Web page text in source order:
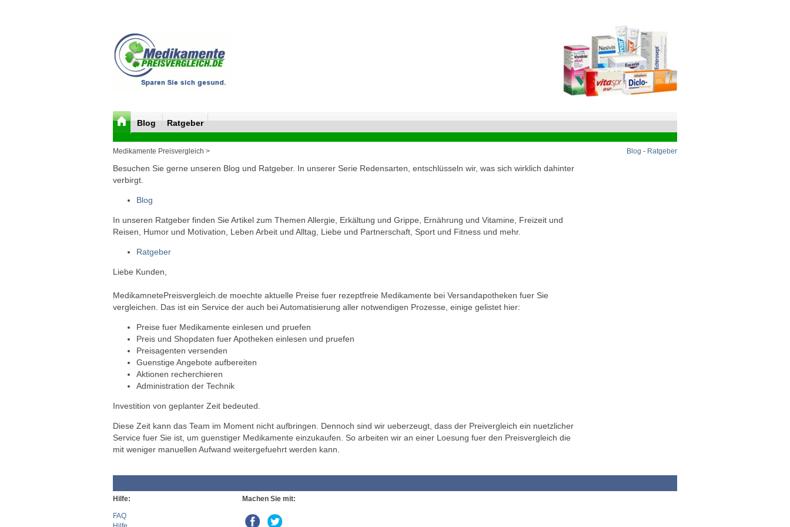
Blog Ratgeber
Medikamente Preisvergleich > Blog - Ratgeber
Besuchen Sie gerne unseren Blog und Ratgeber. In unserer Serie Redensarten, entschlüsseln wir, was sich wirklich dahinter
verbirgt.
Blog
In unseren Ratgeber finden Sie Artikel zum Themen Allergie, Erkältung und Grippe, Ernährung und Vitamine, Freizeit und
Reisen, Humor und Motivation, Leben Arbeit und Alltag, Liebe und Partnerschaft, Sport und Fitness und mehr.
Ratgeber
Liebe Kunden,
MedikamnetePreisvergleich.de moechte aktuelle Preise fuer rezeptfreie Medikamente bei Versandapotheken fuer Sie
vergleichen. Das ist ein Service der auch bei Automatisierung aller notwendigen Prozesse, einige gelistet hier:
Preise fuer Medikamente einlesen und pruefen
Preis und Shopdaten fuer Apotheken einlesen und pruefen
Preisagenten versenden
Guenstige Angebote aufbereiten
Aktionen recherchieren
Administration der Technik
Investition von geplanter Zeit bedeuted.
Diese Zeit kann das Team im Moment nicht aufbringen. Dennoch sind wir ueberzeugt, dass der Preivergleich ein nuetzlicher
Service fuer Sie ist, um guenstiger Medikamente einzukaufen. So arbeiten wir an einer Loesung fuer den Preisvergleich die
mit weniger manuellen Aufwand weitergefuehrt werden kann.
Hilfe:
FAQ
Machen Sie mit: